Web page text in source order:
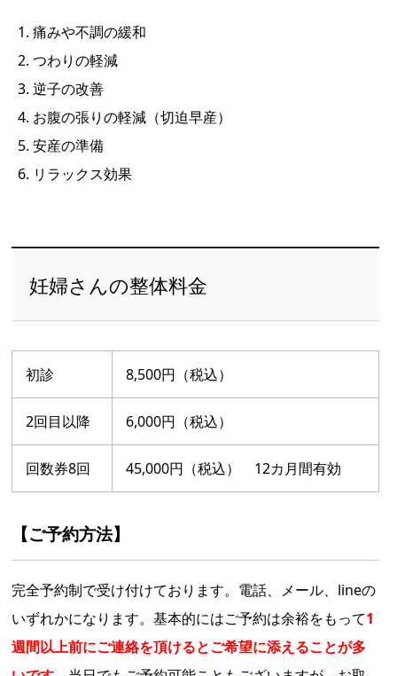
痛みや不調の緩和
つわりの軽減
逆子の改善
お腹の張りの軽減（切迫早産）
安産の準備
リラックス効果
妊婦さんの整体料金
初診 8,500円（税込）
2回目以降 6,000円（税込）
回数券8回 45,000円（税込） 12カ月間有効
【ご予約方法】
完全予約制で受け付けております。電話、メール、lineの
いずれかになります。基本的にはご予約は余裕をもって1
週間以上前にご連絡を頂けるとご希望に添えることが多